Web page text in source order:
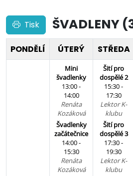
Tisk ŠVADLENY
PONDĚLÍ ÚTERÝ STŘEDA
Mini
švadlenky
13:00 -
14:00
Renáta
Kozáková
Švadlenky
začátečnice
14:00 -
15:30
Renáta
Kozáková
Šití pro
dospělé 2
15:30 -
17:30
Lektor K-
klubu
Šití pro
dospělé 3
17:30 -
19:30
Lektor K-
klubu